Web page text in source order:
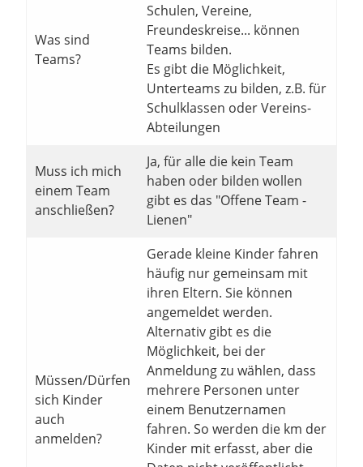
Was sind
Teams?
Schulen, Vereine,
Freundeskreise... können
Teams bilden.
Es gibt die Möglichkeit,
Unterteams zu bilden, z.B. für
Schulklassen oder Vereins-
Abteilungen
Muss ich mich
einem Team
anschließen?
Ja, für alle die kein Team
haben oder bilden wollen
gibt es das "Offene Team -
Lienen"
Müssen/Dürfen
sich Kinder
auch
anmelden?
Gerade kleine Kinder fahren
häufig nur gemeinsam mit
ihren Eltern. Sie können
angemeldet werden.
Alternativ gibt es die
Möglichkeit, bei der
Anmeldung zu wählen, dass
mehrere Personen unter
einem Benutzernamen
fahren. So werden die km der
Kinder mit erfasst, aber die